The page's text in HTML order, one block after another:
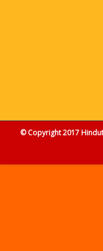
© Copyright 2017